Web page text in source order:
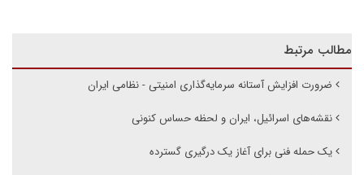
مطالب مرتبط
ضرورت افزایش آستانه سرمایه‌گذاری امنیتی - نظامی ایران
نقشه‌های اسرائیل، ایران و لحظه حساس کنونی
یک حمله فنی برای آغاز یک درگیری گسترده